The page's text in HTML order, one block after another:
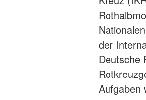
der
Deutsche
Aufgaben